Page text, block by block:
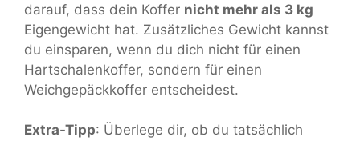
darauf, dass dein Koffer nicht mehr als 3 kg
Eigengewicht hat. Zusätzliches Gewicht kannst
du einsparen, wenn du dich nicht für einen
Hartschalenkoffer, sondern für einen
Weichgepäckkoffer entscheidest.
Extra-Tipp: Überlege dir, ob du tatsächlich